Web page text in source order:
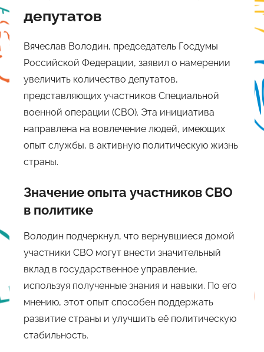
депутатов
Вячеслав Володин, председатель Госдумы
Российской Федерации, заявил о намерении
увеличить количество депутатов,
представляющих участников Специальной
военной операции (СВО). Эта инициатива
направлена на вовлечение людей, имеющих
опыт службы, в активную политическую жизнь
страны.
Значение опыта участников СВО
в политике
Володин подчеркнул, что вернувшиеся домой
участники СВО могут внести значительный
вклад в государственное управление,
используя полученные знания и навыки. По его
мнению, этот опыт способен поддержать
развитие страны и улучшить её политическую
стабильность.